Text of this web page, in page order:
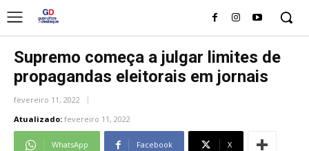
Supremo começa a julgar limites de
propagandas eleitorais em jornais
fevereiro 11, 2022
Atualizado: fevereiro 11, 2022
WhatsApp Facebook X